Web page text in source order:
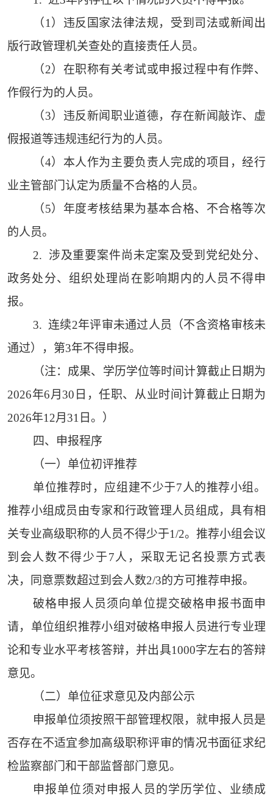
（1）违反国家法律法规，受到司法或新闻出
版行政管理机关查处的直接责任人员。
（2）在职称有关考试或申报过程中有作弊、
作假行为的人员。
（3）违反新闻职业道德，存在新闻敲诈、虚
假报道等违规违纪行为的人员。
（4）本人作为主要负责人完成的项目，经行
业主管部门认定为质量不合格的人员。
（5）年度考核结果为基本合格、不合格等次
的人员。
2. 涉及重要案件尚未定案及受到党纪处分、
政务处分、组织处理尚在影响期内的人员不得申
报。
3. 连续2年评审未通过人员（不含资格审核未
通过），第3年不得申报。
（注：成果、学历学位等时间计算截止日期为
2026年6月30日，任职、从业时间计算截止日期为
2026年12月31日。）
四、申报程序
（一）单位初评推荐
单位推荐时，应组建不少于7人的推荐小组。
推荐小组成员由专家和行政管理人员组成，具有相
关专业高级职称的人员不得少于1/2。推荐小组会议
到会人数不得少于7人，采取无记名投票方式表
决，同意票数超过到会人数2/3的方可推荐申报。
破格申报人员须向单位提交破格申报书面申
请，单位组织推荐小组对破格申报人员进行专业理
论和专业水平考核答辩，并出具1000字左右的答辩
意见。
（二）单位征求意见及内部公示
申报单位须按照干部管理权限，就申报人员是
否存在不适宜参加高级职称评审的情况书面征求纪
检监察部门和干部监督部门意见。
申报单位须对申报人员的学历学位、业绩成